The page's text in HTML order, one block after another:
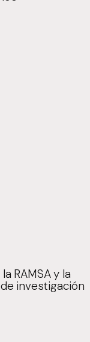
RAMSA y la
investigación